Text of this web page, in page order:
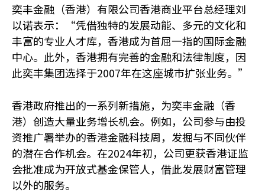
奕丰金融（香港）有限公司香港商业平台总经理刘
以诺表示：“凭借独特的发展动能、多元的文化和
丰富的专业人才库，香港成为首屈一指的国际金融
中心。此外，香港拥有完善的金融和法律制度，因
此奕丰集团选择于2007年在这座城巿扩张业务。”
香港政府推出的一系列新措施，为奕丰金融（香
港）创造大量业务增长机会。例如，公司参与由投
资推广署举办的香港金融科技周，发掘与不同伙伴
的潜在合作机会。在2024年初，公司更获香港证监
会批准成为开放式基金保管人，借此发展财富管理
以外的服务。